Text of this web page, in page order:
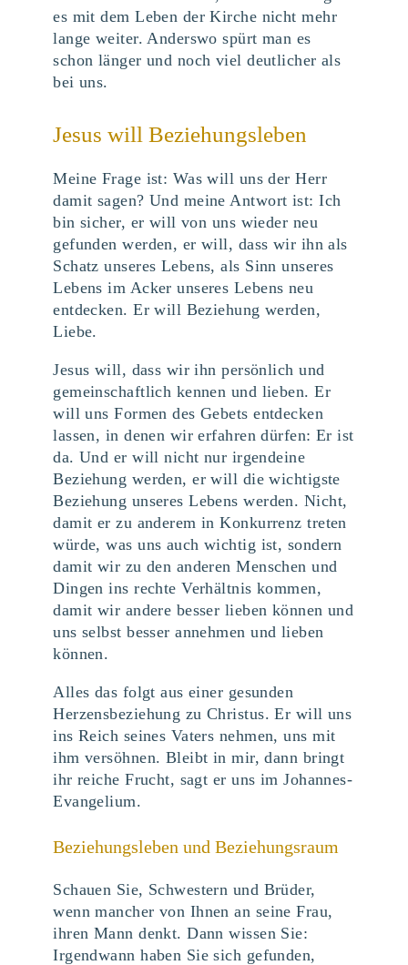
es mit dem Leben der Kirche nicht mehr
lange weiter. Anderswo spürt man es
schon länger und noch viel deutlicher als
bei uns.
Jesus will Beziehungsleben
Meine Frage ist: Was will uns der Herr
damit sagen? Und meine Antwort ist: Ich
bin sicher, er will von uns wieder neu
gefunden werden, er will, dass wir ihn als
Schatz unseres Lebens, als Sinn unseres
Lebens im Acker unseres Lebens neu
entdecken. Er will Beziehung werden,
Liebe.
Jesus will, dass wir ihn persönlich und
gemeinschaftlich kennen und lieben. Er
will uns Formen des Gebets entdecken
lassen, in denen wir erfahren dürfen: Er ist
da. Und er will nicht nur irgendeine
Beziehung werden, er will die wichtigste
Beziehung unseres Lebens werden. Nicht,
damit er zu anderem in Konkurrenz treten
würde, was uns auch wichtig ist, sondern
damit wir zu den anderen Menschen und
Dingen ins rechte Verhältnis kommen,
damit wir andere besser lieben können und
uns selbst besser annehmen und lieben
können.
Alles das folgt aus einer gesunden
Herzensbeziehung zu Christus. Er will uns
ins Reich seines Vaters nehmen, uns mit
ihm versöhnen. Bleibt in mir, dann bringt
ihr reiche Frucht, sagt er uns im Johannes-
Evangelium.
Beziehungsleben und Beziehungsraum
Schauen Sie, Schwestern und Brüder,
wenn mancher von Ihnen an seine Frau,
ihren Mann denkt. Dann wissen Sie:
Irgendwann haben Sie sich gefunden,